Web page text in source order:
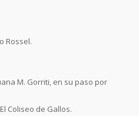
Rossel.
M. Gorriti, en su paso por
Coliseo de Gallos.